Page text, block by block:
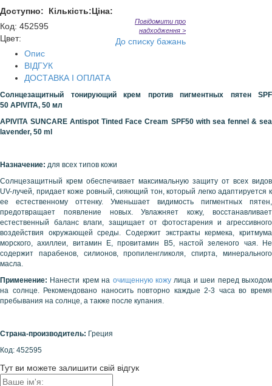
Доступно: Кількість:Ціна:
Код: 452595
Цвет:
Повідомити про
надходження >
До списку бажань
Опис
ВІДГУК
ДОСТАВКА І ОПЛАТА
Солнцезащитный тонирующий крем против пигментных пятен SPF
50 APIVITA, 50 мл
APIVITA SUNCARE Antispot Tinted Face Cream SPF50 with sea fennel & sea
lavender, 50 ml
Назначение: для всех типов кожи
Солнцезащитный крем обеспечивает максимальную защиту от всех видов
UV-лучей, придает коже ровный, сияющий тон, который легко адаптируется к
ее естественному оттенку. Уменьшает видимость пигментных пятен,
предотвращает появление новых. Увлажняет кожу, восстанавливает
естественный баланс влаги, защищает от фотостарения и агрессивного
воздействия окружающей среды. Содержит экстракты кермека, критмума
морского, ахиллеи, витамин Е, провитамин В5, настой зеленого чая. Не
содержит парабенов, силионов, пропиленгликоля, спирта, минерального
масла.
Применение: Нанести крем на очищенную кожу лица и шеи перед выходом
на солнце. Рекомендовано наносить повторно каждые 2-3 часа во время
пребывания на солнце, а также после купания.
Страна-производитель: Греция
Код: 452595
Тут ви можете залишити свій відгук